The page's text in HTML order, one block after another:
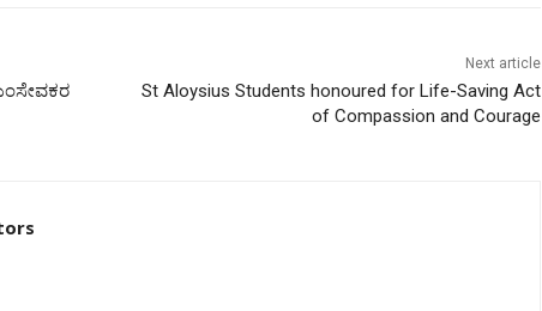
Next article
St Aloysius Students honoured for Life-Saving Act
of Compassion and Courage